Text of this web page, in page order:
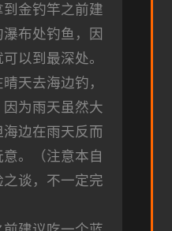
金钓竿之前建
布处钓鱼，因
以到最深处。
天去海边钓，
为雨天虽然大
边在雨天反而
。（注意本自
谈，不一定完